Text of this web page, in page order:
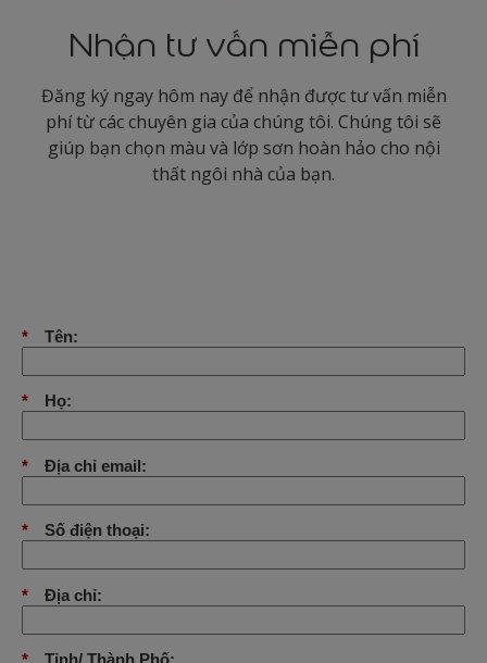
Nhận tư vấn miễn phí
Đăng ký ngay hôm nay để nhận được tư vấn miễn
phí từ các chuyên gia của chúng tôi. Chúng tôi sẽ
giúp bạn chọn màu và lớp sơn hoàn hảo cho nội
thất ngôi nhà của bạn.